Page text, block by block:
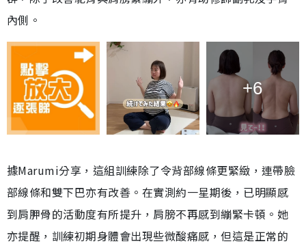
內側。
+6
據Marumi分享，這組訓練除了令背部線條更緊緻，連帶臉
部線條和雙下巴亦有改善。在實測約一星期後，已明顯感
到肩胛骨的活動度有所提升，肩膀不再感到繃緊卡頓。她
亦提醒，訓練初期身體會出現些微酸痛感，但這是正常的